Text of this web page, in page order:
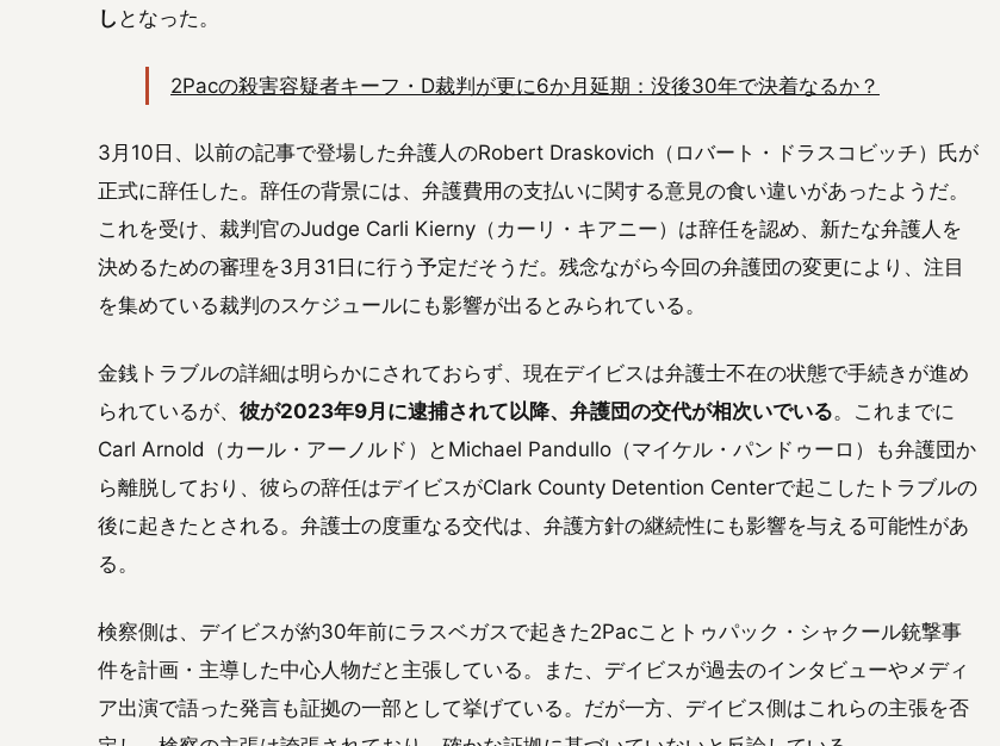
し となった。
2Pacの殺害容疑者キーフ・D裁判が更に6か月延期：没後30年で決着なるか？
3月10日、以前の記事で登場した弁護人のRobert Draskovich（ロバート・ドラスコビッチ）氏が
正式に辞任した。辞任の背景には、弁護費用の支払いに関する意見の食い違いがあったようだ。
これを受け、裁判官のJudge Carli Kierny（カーリ・キアニー）は辞任を認め、新たな弁護人を
決めるための審理を3月31日に行う予定だそうだ。残念ながら今回の弁護団の変更により、注目
を集めている裁判のスケジュールにも影響が出るとみられている。
金銭トラブルの詳細は明らかにされておらず、現在デイビスは弁護士不在の状態で手続きが進め
られているが、 彼が2023年9月に逮捕されて以降、弁護団の交代が相次いでいる。これまでに
Carl Arnold（カール・アーノルド）とMichael Pandullo（マイケル・パンドゥーロ）も弁護団か
ら離脱しており、彼らの辞任はデイビスがClark County Detention Centerで起こしたトラブルの
後に起きたとされる。弁護士の度重なる交代は、弁護方針の継続性にも影響を与える可能性があ
る。
検察側は、デイビスが約30年前にラスベガスで起きた2Pacことトゥパック・シャクール銃撃事
件を計画・主導した中心人物だと主張している。また、デイビスが過去のインタビューやメディ
ア出演で語った発言も証拠の一部として挙げている。だが一方、デイビス側はこれらの主張を否